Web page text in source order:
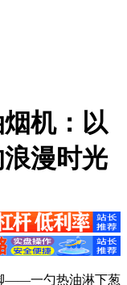
机：以
漫时光
——一勺热油淋下葱